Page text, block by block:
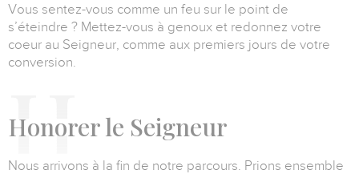
Vous sentez-vous comme un feu sur le point de
s’éteindre ? Mettez-vous à genoux et redonnez votre
coeur au Seigneur, comme aux premiers jours de votre
conversion.
Honorer le Seigneur
Nous arrivons à la fin de notre parcours. Prions ensemble